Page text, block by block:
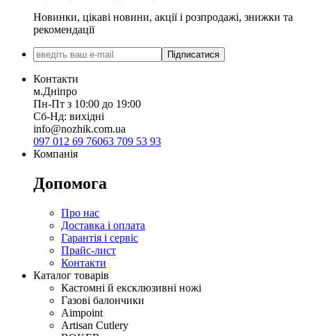
Новинки, цікаві новини, акції і розпродажі, знижки та
рекомендації
Підписатися
Контакти
м.Дніпро
Пн-Пт з 10:00 до 19:00
Сб-Нд: вихідні
info@nozhik.com.ua
097 012 69 76063 709 53 93
Компанія
Допомога
Про нас
Доставка і оплата
Гарантія і сервіс
Прайс-лист
Контакти
Каталог товарів
Кастомні й ексклюзивні ножі
Газові балончики
Aimpoint
Artisan Cutlery